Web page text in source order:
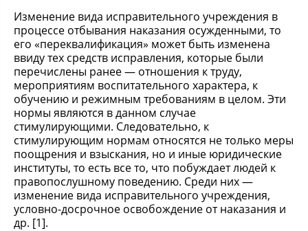
Изменение вида исправительного учреждения в
процессе отбывания наказания осужденными, то
его «переквалификация» может быть изменена
ввиду тех средств исправления, которые были
перечислены ранее — отношения к труду,
мероприятиям воспитательного характера, к
обучению и режимным требованиям в целом. Эти
нормы являются в данном случае
стимулирующими. Следовательно, к
стимулирующим нормам относятся не только меры
поощрения и взыскания, но и иные юридические
институты, то есть все то, что побуждает людей к
правопослушному поведению. Среди них —
изменение вида исправительного учреждения,
условно-досрочное освобождение от наказания и
др. [1].